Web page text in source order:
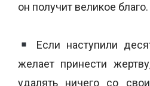
он получит великое благо.
Если наступили
желает принести
удалять ничего со